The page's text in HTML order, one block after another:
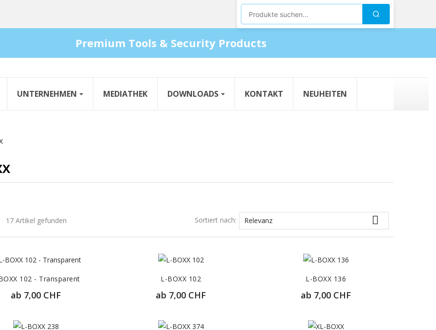
Produkte suchen Suchen
Premium Tools & Security Products
UNTERNEHMEN MEDIATHEK DOWNLOADS KONTAKT NEUHEITEN
17 Artikel gefunden Sortiert nach: Relevanz 
102 - Transparent
ab 7,00 CHF
ZUR DETAILANSICHT
L-BOXX 102
ab 7,00 CHF
ZUR DETAILANSICHT
L-BOXX 136
ab 7,00 CHF
ZUR DETAILANSICHT